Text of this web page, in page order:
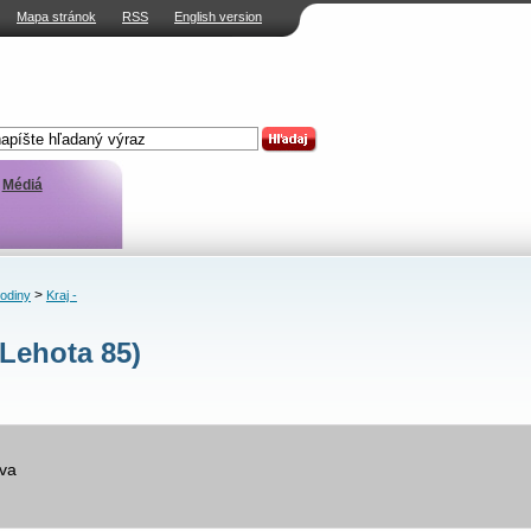
Mapa stránok RSS English version
Médiá
> Kraj -
85)